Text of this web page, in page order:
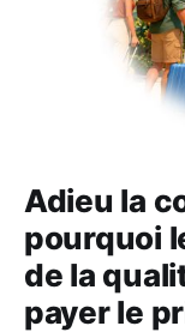
Adieu la
pourquoi
de la
payer le